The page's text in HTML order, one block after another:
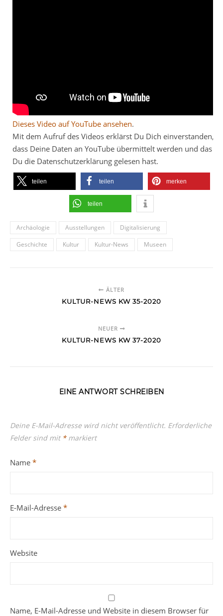
Dieses Video auf YouTube ansehen.
Mit dem Aufruf des Videos erklärst Du Dich einverstanden,
dass Deine Daten an YouTube übermittelt werden und das
Du die Datenschutzerklärung gelesen hast.
teilen teilen merken
teilen
Archäologie Ausstellungen
Digitalisierung
Geschichte
Kultur Kultur-News Museen
ÄLTER
KULTUR-NEWS KW 35-2020
NEUER
KULTUR-NEWS KW 37-2020
EINE ANTWORT SCHREIBEN
Deine E-Mail-Adresse wird nicht veröffentlicht. Erforderliche
Felder sind mit *markiert
Name *
E-Mail-Adresse *
Website
Name, E-Mail-Adresse und Website in diesem Browser für